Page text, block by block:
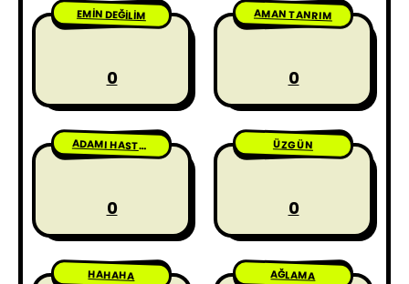
EMIN DEĞILIM
0
AMAN TANRIM
0
ADAMI HASTA ETME
0
ÜZGÜN
0
HAHAHA AĞLAMA